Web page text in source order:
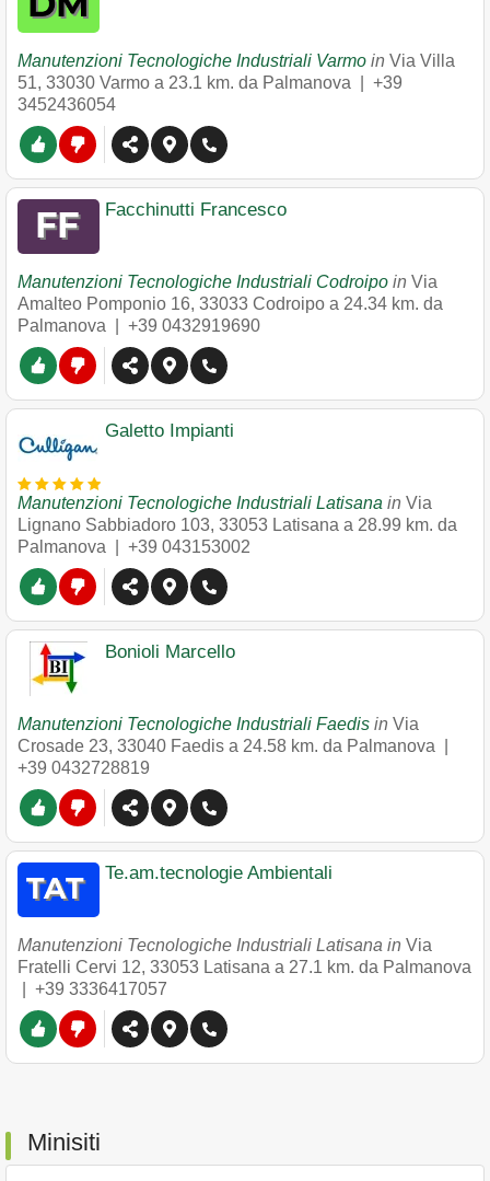
Manutenzioni Tecnologiche Industriali Varmo in Via Villa
51, 33030 Varmo a 23.1 km. da Palmanova | +39
3452436054
Facchinutti Francesco
Manutenzioni Tecnologiche Industriali Codroipo in Via
Amalteo Pomponio 16, 33033 Codroipo a 24.34 km. da
Palmanova | +39 0432919690
Galetto Impianti
Manutenzioni Tecnologiche Industriali Latisana in Via
Lignano Sabbiadoro 103, 33053 Latisana a 28.99 km. da
Palmanova | +39 043153002
Bonioli Marcello
Manutenzioni Tecnologiche Industriali Faedis in Via
Crosade 23, 33040 Faedis a 24.58 km. da Palmanova |
+39 0432728819
Te.am.tecnologie Ambientali
Manutenzioni Tecnologiche Industriali Latisana in Via
Fratelli Cervi 12, 33053 Latisana a 27.1 km. da Palmanova
+39 3336417057
Minisiti